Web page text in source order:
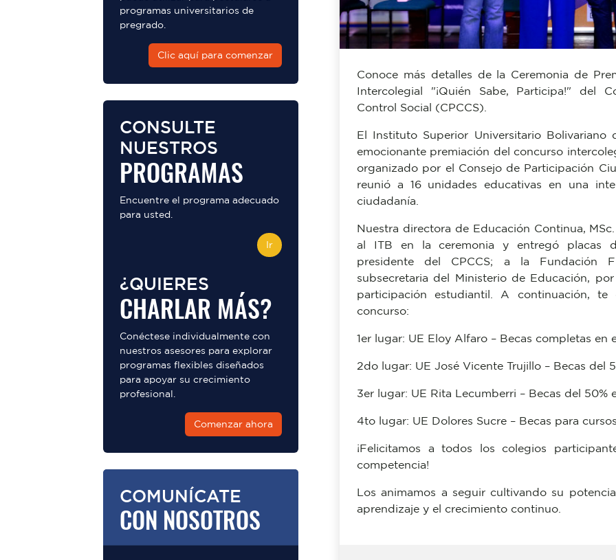
programas universitarios de
pregrado.
Clic aquí para comenzar
CONSULTE
NUESTROS
PROGRAMAS
Encuentre el programa adecuado
para usted.
Ir
¿QUIERES
CHARLAR MÁS?
Conéctese individualmente con
nuestros asesores para explorar
programas flexibles diseñados
para apoyar su crecimiento
profesional.
Comenzar ahora
COMUNÍCATE
CON NOSOTROS
Conoce más detalles de la Ceremonia de
Intercolegial "¡Quién Sabe, Participa!" del
Control Social (CPCCS).
El Instituto Superior Universitario
emocionante premiación del concurso
organizado por el Consejo de Participación
reunió a 16 unidades educativas en una
ciudadanía.
Nuestra directora de Educación Continua,
al ITB en la ceremonia y entregó placas
presidente del CPCCS; a la Fundación
subsecretaria del Ministerio de Educación,
participación estudiantil. A continuación,
concurso:
1er lugar: UE Eloy Alfaro – Becas completas en
2do lugar: UE José Vicente Trujillo – Becas del
3er lugar: UE Rita Lecumberri – Becas del 50%
4to lugar: UE Dolores Sucre – Becas para
¡Felicitamos a todos los colegios
competencia!
Los animamos a seguir cultivando su
aprendizaje y el crecimiento continuo.